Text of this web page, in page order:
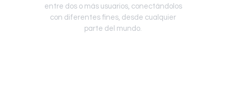
entre dos o más usuarios, conectándolos
con diferentes fines, desde cualquier
parte del mundo.